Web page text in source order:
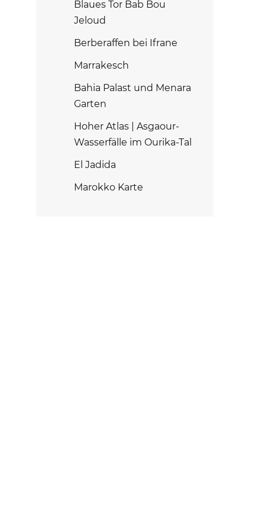
Blaues Tor Bab Bou
Jeloud
Berberaffen bei Ifrane
Marrakesch
Bahia Palast und Menara
Garten
Hoher Atlas | Asgaour-
Wasserfälle im Ourika-Tal
El Jadida
Marokko Karte